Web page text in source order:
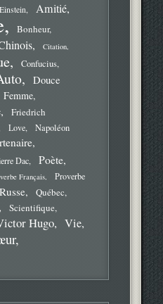
Amitié
Bonheur
Citation
Confucius
Douce
Femme
Friedrich
Love
Napoléon
Dac Poète
Français
Proverbe
Québec
Scientifique
Hugo Vie